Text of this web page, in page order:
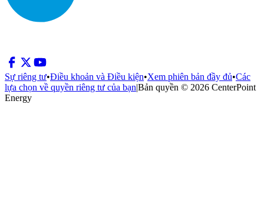
Sự riêng tư•Điều khoản và Điều kiện•Xem phiên bản đầy đủ•Các
lựa chọn về quyền riêng tư của bạn|Bản quyền © 2026 CenterPoint
Energy